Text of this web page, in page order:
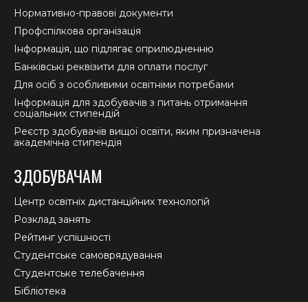
Нормативно-правові документи
Профспілкова організація
Інформація, що підлягає оприлюдненню
Банківські реквізити для оплати послуг
Для осіб з особливими освітніми потребами
Інформація для здобувачів з питань отримання
соціальних стипендій
Реєстр здобувачів вищої освіти, яким призначена
академічна стипендія
ЗДОБУВАЧАМ
Центр освітніх дистанційних технологій
Розклад занять
Рейтинг успішності
Студентське самоврядування
Студентське телебачення
Бібліотека